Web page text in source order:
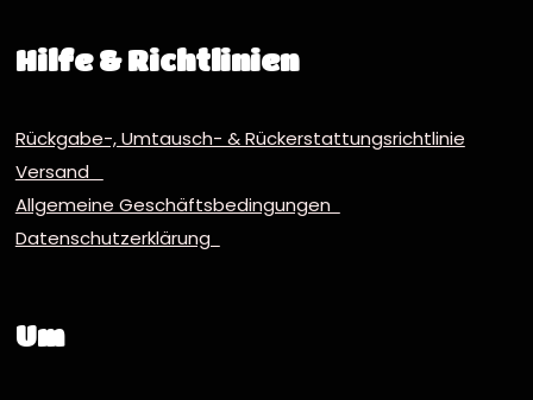
Hilfe & Richtlinien
Rückgabe-, Umtausch- & Rückerstattungsrichtlinie
Versand
Allgemeine Geschäftsbedingungen
Datenschutzerklärung
Um